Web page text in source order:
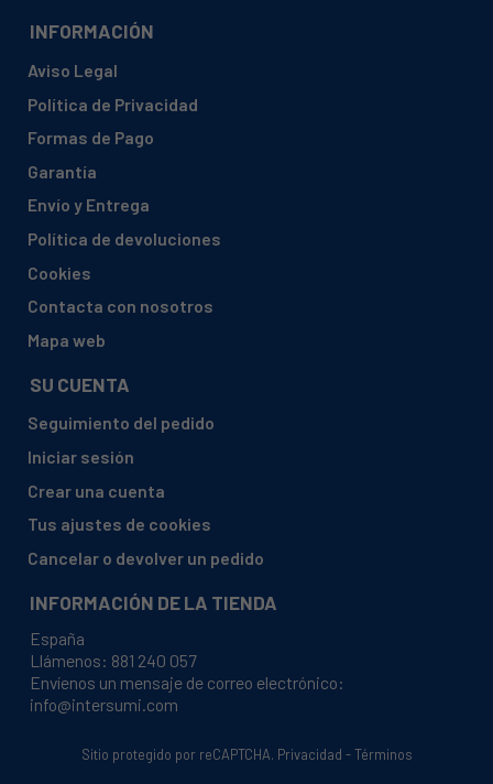
HAIER, HB18FGSAAA
HAIER, HB26FSSAAA(UK)
HAIER, HCW7819EHMP
HAIER, HCW7819EWMP
HAIER, HFW537EP
HAIER, HFW7720ENMB
HAIER, HFW7720EWMP(UK)
INFORMACIÓN
Aviso Legal
Política de Privacidad
Formas de Pago
Garantía
Envío y Entrega
Política de devoluciones
Cookies
Contacta con nosotros
Mapa web
SU CUENTA
Seguimiento del pedido
Iniciar sesión
Crear una cuenta
Tus ajustes de cookies
Cancelar o devolver un pedido
INFORMACIÓN DE LA TIENDA
España
Llámenos: 881 240 057
Envíenos un mensaje de correo electrónico:
info@intersumi.com
Sitio protegido por reCAPTCHA. Privacidad -Términos